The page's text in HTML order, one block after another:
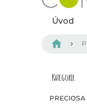
Úvod
Domů
P
o
Přeskočit
Kategorie
PRECIOSA